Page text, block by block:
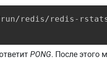
redis/redis-
PONG. После этого